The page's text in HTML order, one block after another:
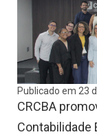
Publicado em 23
CRCBA
Contabilidade